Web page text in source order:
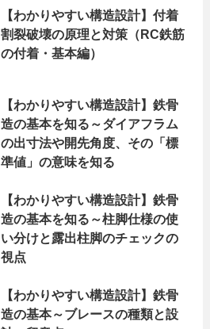
【わかりやすい構造設計】付着
割裂破壊の原理と対策（RC鉄筋
の付着・基本編）
【わかりやすい構造設計】鉄骨
造の基本を知る～ダイアフラム
の出寸法や開先角度、その「標
準値」の意味を知る
【わかりやすい構造設計】鉄骨
造の基本を知る～柱脚仕様の使
い分けと露出柱脚のチェックの
視点
【わかりやすい構造設計】鉄骨
造の基本～ブレースの種類と設